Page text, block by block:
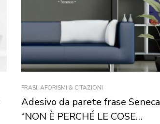
FRASI, AFORISMI & CITAZIONI
Adesivo da parete frase Seneca
“NON È PERCHÉ LE COSE